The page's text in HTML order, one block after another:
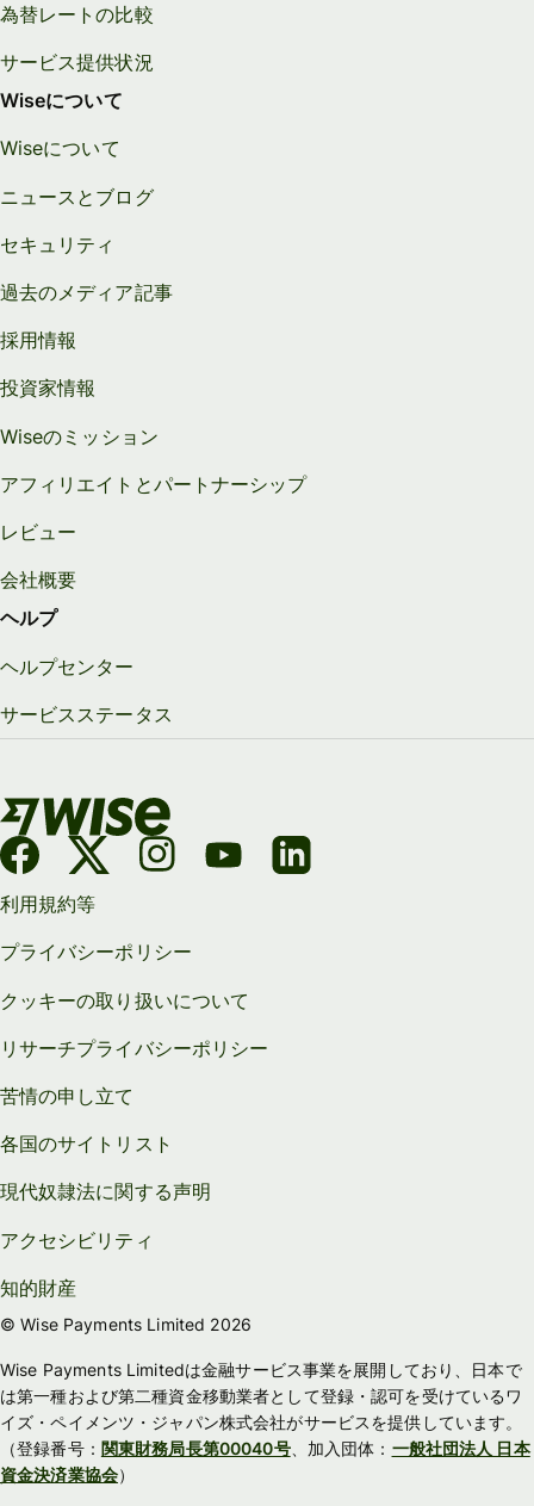
為替レートの比較
サービス提供状況
Wiseについて
Wiseについて
ニュースとブログ
セキュリティ
過去のメディア記事
採用情報
投資家情報
Wiseのミッション
アフィリエイトとパートナーシップ
レビュー
会社概要
ヘルプ
ヘルプセンター
サービスステータス
利用規約等
プライバシーポリシー
クッキーの取り扱いについて
リサーチプライバシーポリシー
苦情の申し立て
各国のサイトリスト
現代奴隷法に関する声明
アクセシビリティ
知的財産
© Wise Payments Limited 2026
Wise Payments Limitedは金融サービス事業を展開しており、日本で
は第一種および第二種資金移動業者として登録・認可を受けているワ
イズ・ペイメンツ・ジャパン株式会社がサービスを提供しています。
（登録番号： 関東財務局長第00040号、加入団体： 一般社団法人 日本
資金決済業協会）